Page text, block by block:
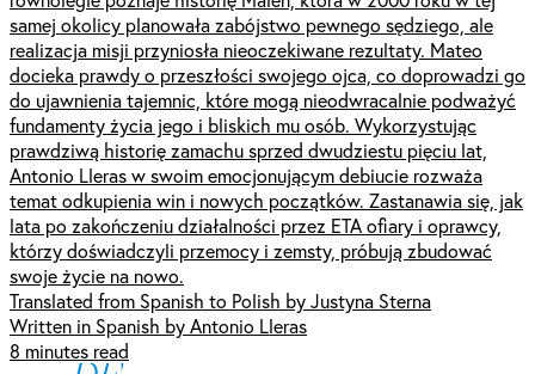
samej okolicy planowała zabójstwo pewnego sędziego, ale
realizacja misji przyniosła nieoczekiwane rezultaty. Mateo
docieka prawdy o przeszłości swojego ojca, co doprowadzi go
do ujawnienia tajemnic, które mogą nieodwracalnie podważyć
fundamenty życia jego i bliskich mu osób. Wykorzystując
prawdziwą historię zamachu sprzed dwudziestu pięciu lat,
Antonio Lleras w swoim emocjonującym debiucie rozważa
temat odkupienia win i nowych początków. Zastanawia się, jak
lata po zakończeniu działalności przez ETA ofiary i oprawcy,
którzy doświadczyli przemocy i zemsty, próbują zbudować
swoje życie na nowo.
Translated from Spanish to Polish by Justyna Sterna
Written in Spanish by Antonio Lleras
8 minutes read